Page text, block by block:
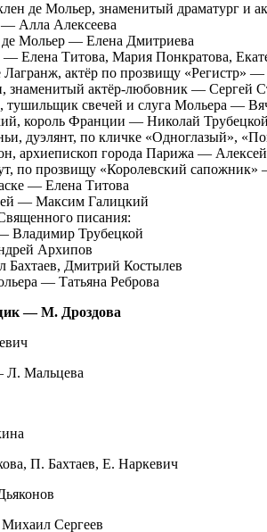
де Мольер, знаменитый драматург и
Алла Алексеева
Мольер — Елена Дмитриева
— Елена Титова, Мария Понкратова,
Лагранж, актёр по прозвищу «Регистр»
знаменитый актёр-любовник — Сергей
свечей и слуга Мольера —
король Франции — Николай Трубецкой
дуэлянт, по кличке «Одноглазый»,
архиепископ города Парижа —
по прозвищу «Королевский
— Елена Титова
— Максим Галицкий
писания:
Владимир Трубецкой
Архипов
Бахтаев, Дмитрий Костылев
— Татьяна Реброва
— М. Дроздова
Л. Мальцева
П. Бахтаев, Е. Наркевич
Сергеев